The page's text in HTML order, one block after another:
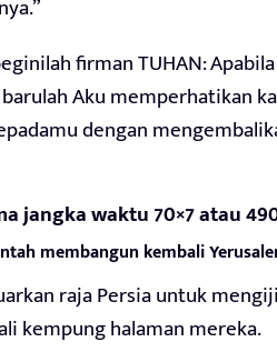
firman TUHAN:
Aku memperhatikan
dengan
jangka waktu 70×7 atau
membangun kembali
raja Persia untuk
kempung halaman mereka.